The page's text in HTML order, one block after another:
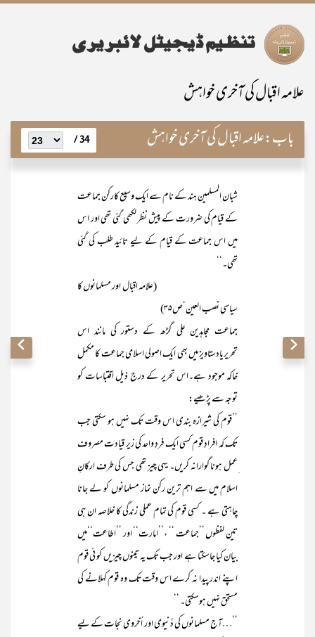
علامہ اقبال کی آخری خواہش
باب:علامہ اقبال کی آخری خواہش 34 /
شبان المسلمین ہند کے نام سے ایک وسیع کارکن جماعت
کے قیام کی ضرورت کے پیش نظر لکھی گئی تھی اور اس
میں اس جماعت کے قیام کے لیے تائید طلب کی گئی
تھی۔‘‘
(علامہ اقبال اور مسلمانوں کا
سیاسی نصب العین‘ص۳۵)
جماعت مجاہدین علی گڑھ کے دستور کی مانند اس
تحریریادستاویز میں بھی ایک اصولی اسلامی جماعت کا مکمل
خاکہ موجود ہے۔اس تحریر کے درج ذیل اقتباسات کو
توجہ سے پڑھیے:
’’قوم کی شیرازہ بندی اس وقت تک نہیں ہو سکتی جب
تک کہ افرادِ قوم کسی ایک فردِ واحد کی زیر قیادت مصروف
ِعمل ہونا گوارانہ کریں۔ یہی چیز تھی جس کی طرف ارکانِ
اسلام میں سے اہم ترین رکن نماز مسلمانوں کو لے جانا
چاہتی ہے ۔ کسی قوم کی تمام عملی زندگی کا خلاصہ ان ہی
تین لفظوں ’’جماعت ‘‘ ،’’امارت‘‘ اور ’’اطاعت‘‘میں
بیان کیا جاسکتا ہے اور جب تک یہ تینوں چیزیں کو ئی قوم
اپنے اندر پیدا نہ کرے اس وقت تک وہ قوم کہلانے کی
مستحق نہیں ہوسکتی۔ ‘‘
’’…آج مسلمانوں کی دُنیوی اور اُخروی نجات کے لیے